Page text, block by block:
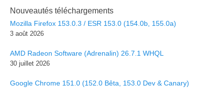
Nouveautés téléchargements
Mozilla Firefox 153.0.3 / ESR 153.0 (154.0b, 155.0a)
3 août 2026
AMD Radeon Software (Adrenalin) 26.7.1 WHQL
30 juillet 2026
Google Chrome 151.0 (152.0 Bêta, 153.0 Dev & Canary)